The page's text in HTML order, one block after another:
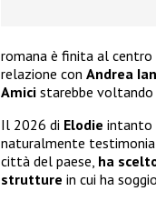
romana è finita al
relazione con Andrea
Amici starebbe voltando
Il 2026 di Elodie intanto
naturalmente
città del paese, ha
strutture in cui ha